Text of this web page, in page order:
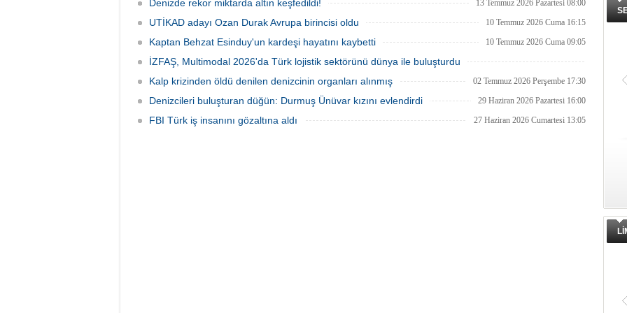
Denizde rekor miktarda altın keşfedildi! 13 Temmuz 2026 Pazartesi 08:00
UTİKAD adayı Ozan Durak Avrupa birincisi oldu 10 Temmuz 2026 Cuma 16:15
Kaptan Behzat Esinduy'un kardeşi hayatını kaybetti 10 Temmuz 2026 Cuma 09:05
İZFAŞ, Multimodal 2026'da Türk lojistik sektörünü dünya ile buluşturdu
08 Temmuz 2026 Çarşamba 11:00
Kalp krizinden öldü denilen denizcinin organları alınmış 02 Temmuz 2026 Perşembe 17:30
Denizcileri buluşturan düğün: Durmuş Ünüvar kızını evlendirdi 29 Haziran 2026 Pazartesi 16:00
FBI Türk iş insanını gözaltına aldı 27 Haziran 2026 Cumartesi 13:05